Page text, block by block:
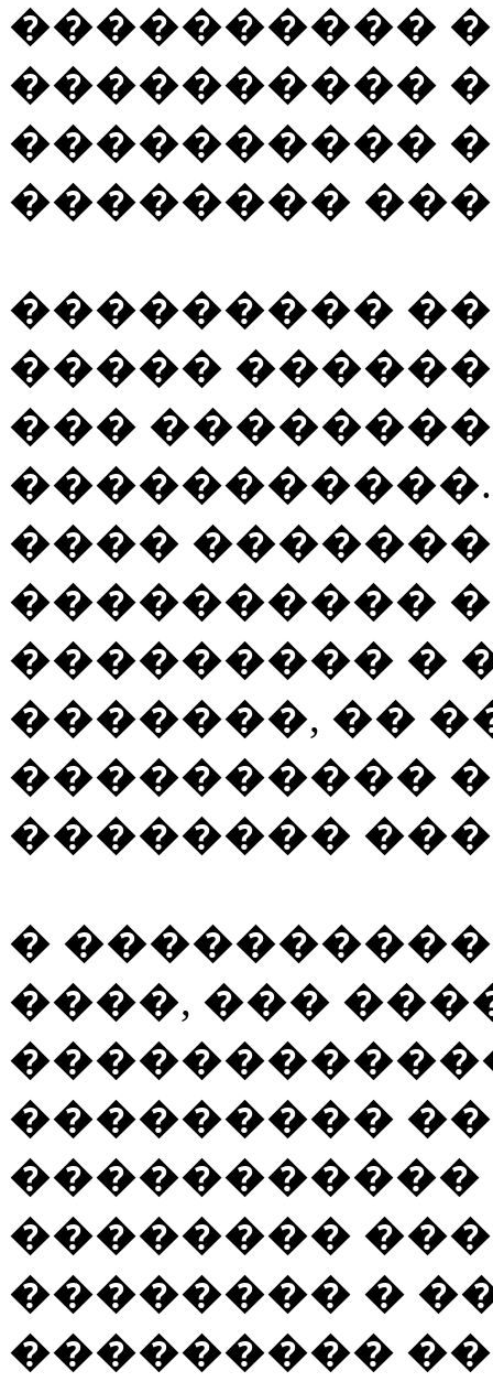
����������
����������
����������
��������
���������
�����
���
����
����������
��������� �
�������, ��
����������
��������
�
����, ���
���������
�����������
��������
�������� �
���������